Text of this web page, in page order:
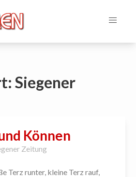
Siegener
Können
Zeitung
Terz runter, kleine Terz rauf,